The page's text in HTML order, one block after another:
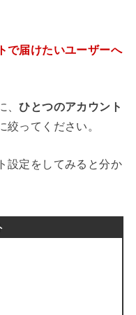
で届けたいユーザーへ
、ひとつのアカウント
絞ってください。
設定をしてみると分か